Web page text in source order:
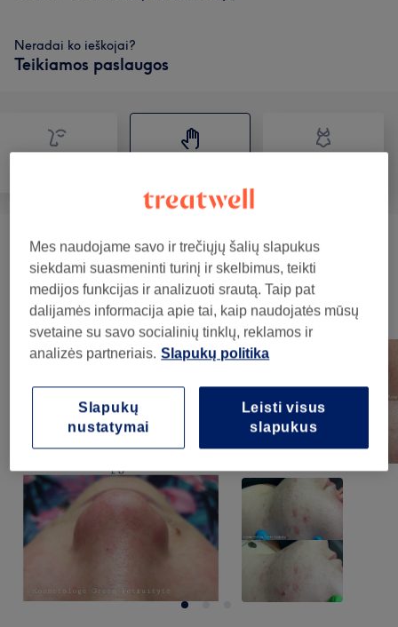
Neradai ko ieškojai?
Teikiamos paslaugos
Masažai (6) nuo 20€
Mūsų darbai
Norėdami peržiūrėti detales, paspauskite ant nuotraukos
Mes naudojame savo ir trečiųjų šalių slapukus
siekdami suasmeninti turinį ir skelbimus, teikti
medijos funkcijas ir analizuoti srautą. Taip pat
dalijamės informacija apie tai, kaip naudojatės mūsų
svetaine su savo socialinių tinklų, reklamos ir
analizės partneriais. Slapukų politika
Leisti visus
slapukus
Slapukų
nustatymai